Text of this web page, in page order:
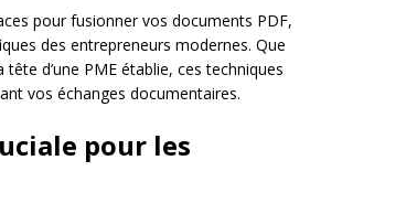
pour fusionner vos documents PDF,
des entrepreneurs modernes. Que
d’une PME établie, ces techniques
vos échanges documentaires.
pour les